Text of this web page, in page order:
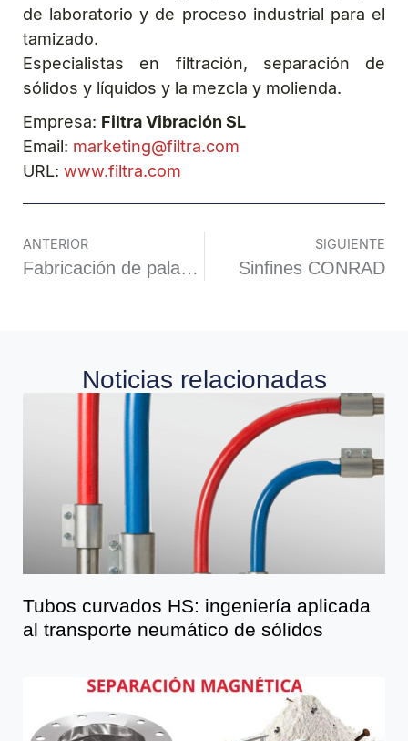
de laboratorio y de proceso industrial para el
tamizado.
Especialistas en filtración, separación de
sólidos y líquidos y la mezcla y molienda.
Empresa: Filtra Vibración SL
Email: marketing@filtra.com
URL: www.filtra.com
ANTERIOR
Fabricación de palatantes para comida para mascotas
SIGUIENTE
Sinfines CONRAD
Noticias relacionadas
Tubos curvados HS: ingeniería aplicada
al transporte neumático de sólidos